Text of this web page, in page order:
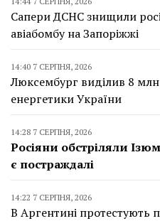
Сапери ДСНС знищили
авіабомбу на Запоріжжі
14:40 7 СЕРПНЯ, 2026
Люксембург виділив 8
енергетики України
14:28 7 СЕРПНЯ, 2026
Росіяни обстріляли
є постраждалі
14:22 7 СЕРПНЯ, 2026
В Аргентині протестують